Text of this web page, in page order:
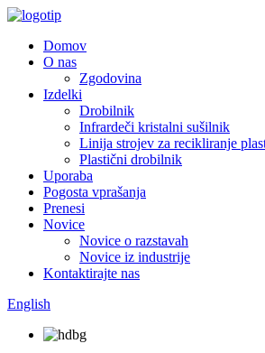
Domov
O nas
Zgodovina
Izdelki
Drobilnik
Infrardeči kristalni sušilnik
Linija strojev za recikliranje
Plastični drobilnik
Uporaba
Pogosta vprašanja
Prenesi
Novice
Novice o razstavah
Novice iz industrije
Kontaktirajte nas
English